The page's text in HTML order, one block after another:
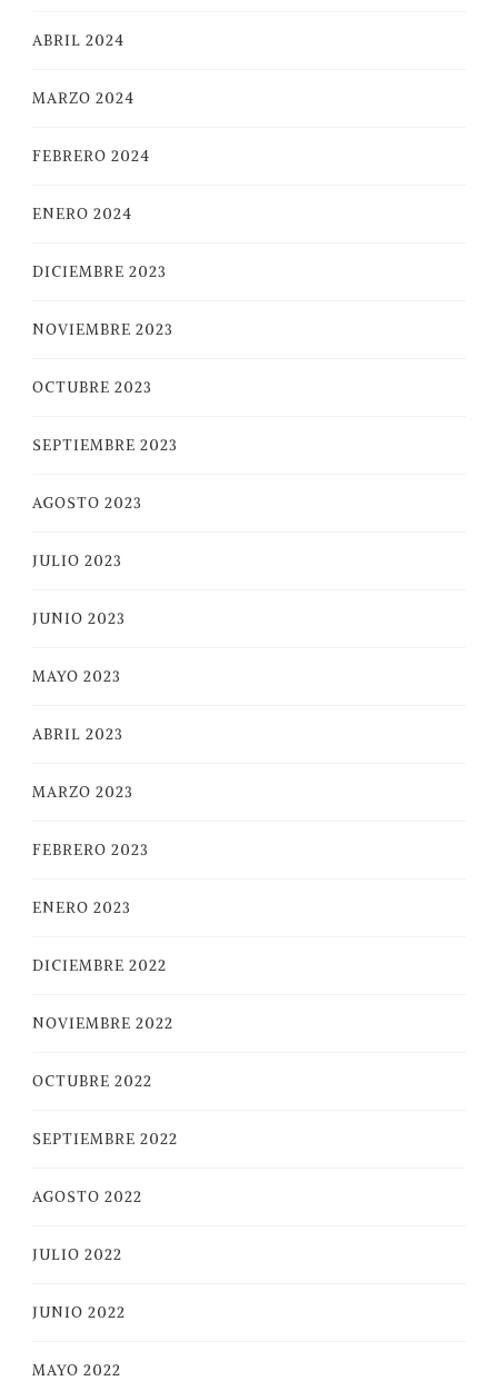
ABRIL 2024
MARZO 2024
FEBRERO 2024
ENERO 2024
DICIEMBRE 2023
NOVIEMBRE 2023
OCTUBRE 2023
SEPTIEMBRE 2023
AGOSTO 2023
JULIO 2023
JUNIO 2023
MAYO 2023
ABRIL 2023
MARZO 2023
FEBRERO 2023
ENERO 2023
DICIEMBRE 2022
NOVIEMBRE 2022
OCTUBRE 2022
SEPTIEMBRE 2022
AGOSTO 2022
JULIO 2022
JUNIO 2022
MAYO 2022